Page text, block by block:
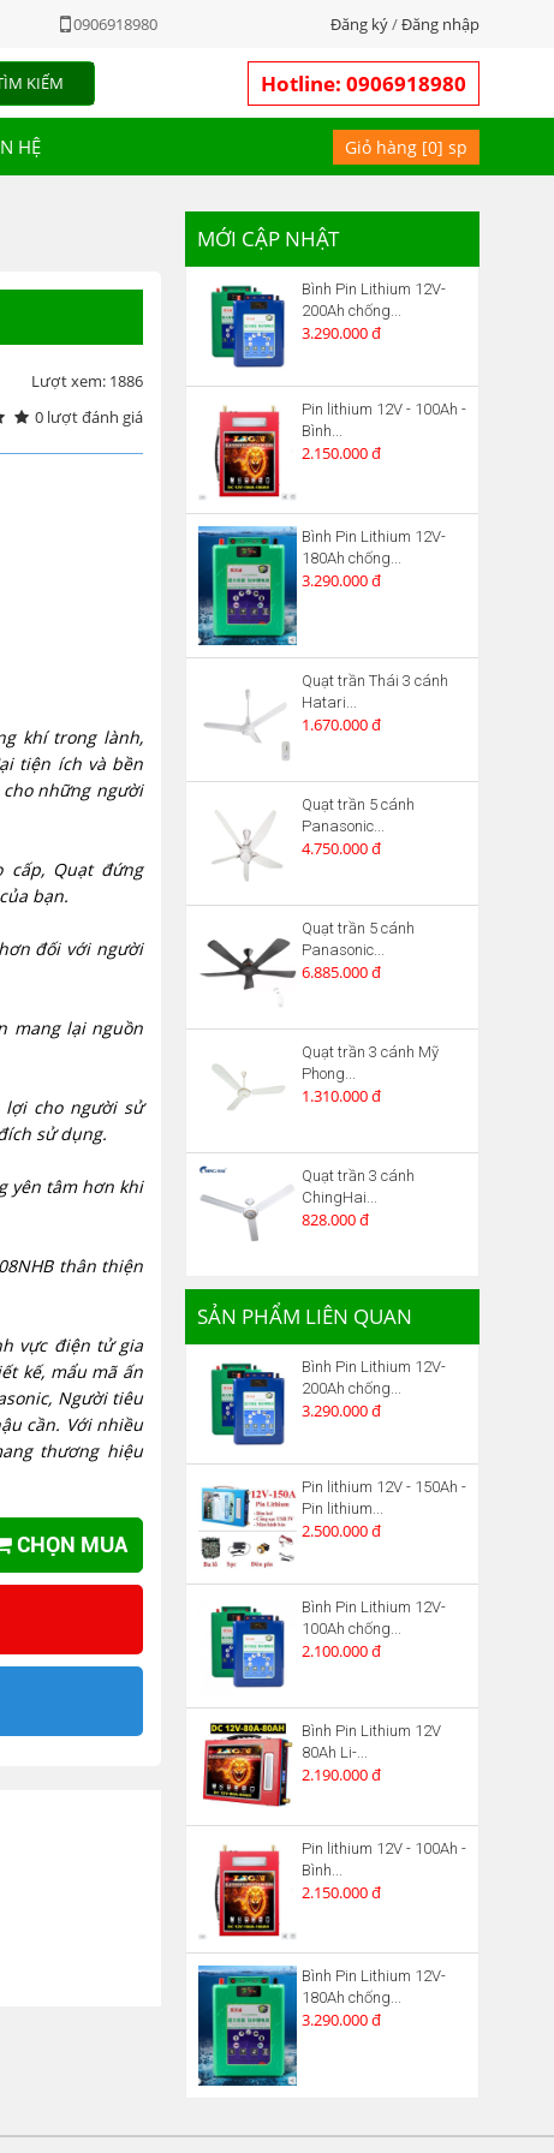
0906918980 Đăng ký/Đăng nhập
KIẾM Hotline: 0906918980
HỆ Giỏ hàng [0] sp
Lượt xem: 1886
0 lượt đánh giá
khí trong lành,
tiện ích và bền
cho những người
cấp, Quạt đứng
bạn.
đối với người
mang lại nguồn
lợi cho người sử
sử dụng.
yên tâm hơn khi
thân thiện
vực điện tử gia
kế, mẩu mã ấn
Người tiêu
cần. Với nhiều
thương hiệu
CHỌN MUA
MỚI CẬP NHẬT
Bình Pin Lithium 12V-
200Ah chống...
3.290.000 đ
Pin lithium 12V - 100Ah -
Bình...
2.150.000 đ
Bình Pin Lithium 12V-
180Ah chống...
3.290.000 đ
Quạt trần Thái 3 cánh
Hatari...
1.670.000 đ
Quạt trần 5 cánh
Panasonic...
4.750.000 đ
Quạt trần 5 cánh
Panasonic...
6.885.000 đ
Quạt trần 3 cánh Mỹ
Phong...
1.310.000 đ
Quạt trần 3 cánh
ChingHai...
828.000 đ
SẢN PHẨM LIÊN QUAN
Bình Pin Lithium 12V-
200Ah chống...
3.290.000 đ
Pin lithium 12V - 150Ah -
Pin lithium...
2.500.000 đ
Bình Pin Lithium 12V-
100Ah chống...
2.100.000 đ
Bình Pin Lithium 12V
80Ah Li-...
2.190.000 đ
Pin lithium 12V - 100Ah -
Bình...
2.150.000 đ
Bình Pin Lithium 12V-
180Ah chống...
3.290.000 đ